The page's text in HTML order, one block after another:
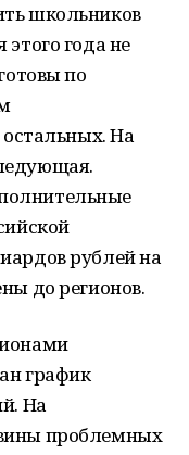
школьников
года не
по
остальных. На
рублей на
до регионов.
график
На
проблемных